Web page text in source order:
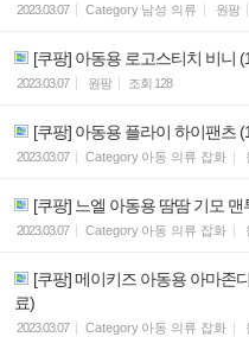
2023.03.07 Category 남성 의류 원팡
[쿠팡] 아동용 로고스티치 비니
2023.03.07 원팡 조회 128
[쿠팡] 아동용 플라이 하이팬츠
2023.03.07 Category 아동 의류 잡화
[쿠팡] 느엘 아동용 땀땀 기모
2023.03.07 Category 아동 의류 잡화
[쿠팡] 메이키즈 아동용 아마존
료)
2023.03.07 Category 아동 의류 잡화